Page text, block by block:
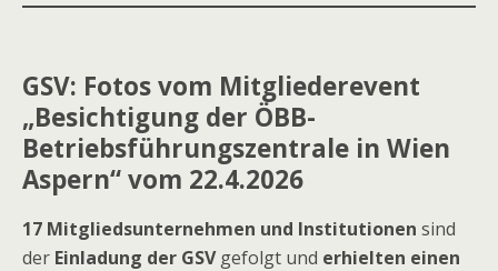
GSV: Fotos vom Mitgliederevent
„Besichtigung der ÖBB-
Betriebsführungszentrale in Wien
Aspern“ vom 22.4.2026
17 Mitgliedsunternehmen und Institutionen sind
der Einladung der GSVgefolgt und erhielten einen